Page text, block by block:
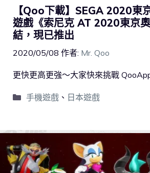
【Qoo下載】SEGA 2020東
遊戲《索尼克 AT 2020東京
結，現已推出
2020/05/08 作者: Mr. Qoo
更快更高更強～大家快來挑戰
手機遊戲、 日本遊戲